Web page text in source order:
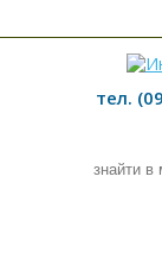
тел.